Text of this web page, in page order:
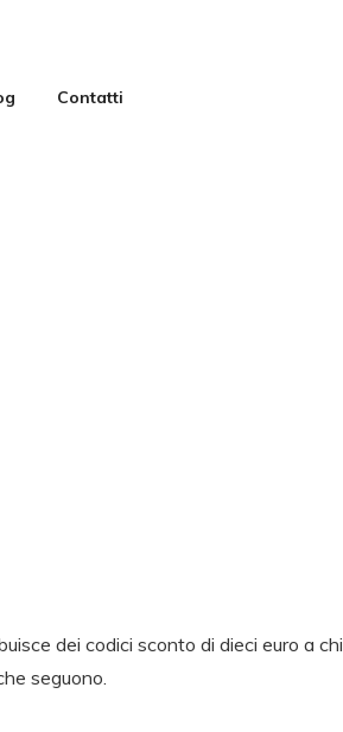
Contatti
dei codici sconto di dieci euro a chi
seguono.